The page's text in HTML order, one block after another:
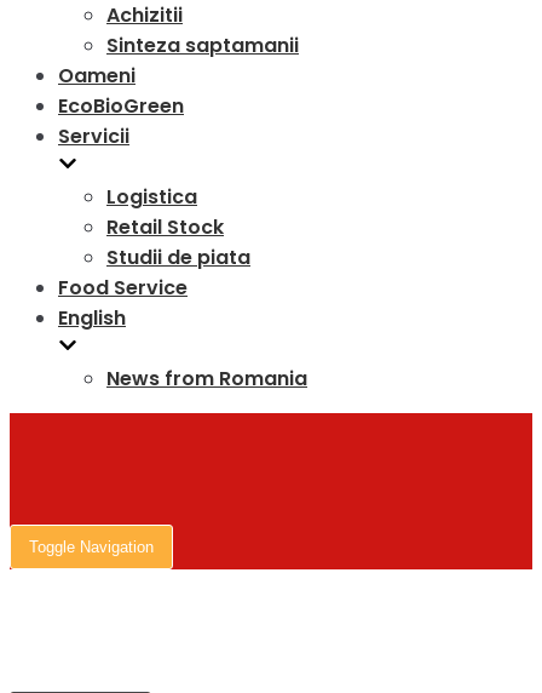
Achizitii
Sinteza saptamanii
Oameni
EcoBioGreen
Servicii
Logistica
Retail Stock
Studii de piata
Food Service
English
News from Romania
Toggle Navigation